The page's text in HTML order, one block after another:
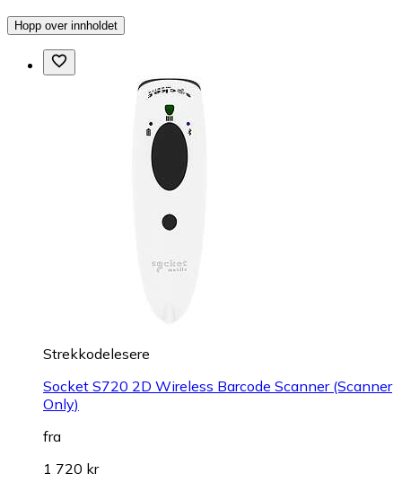
Hopp over innholdet
Strekkodelesere
Socket S720 2D Wireless Barcode Scanner (Scanner
Only)
fra
1 720 kr